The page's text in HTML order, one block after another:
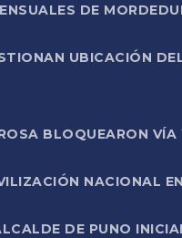
DE
UBICACIÓN
BLOQUEARON
NACIONAL
DE PUNO